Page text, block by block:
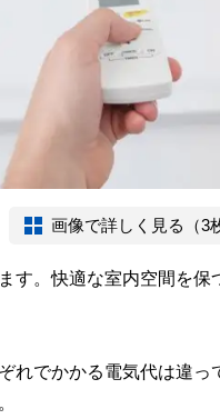
画像で詳しく見る（3
す。快適な室内空間を
れでかかる電気代は違